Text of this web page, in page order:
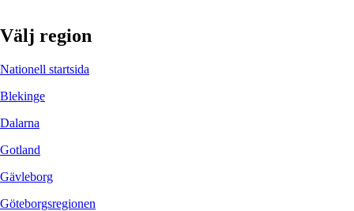
Välj region
Nationell startsida
Blekinge
Dalarna
Gotland
Gävleborg
Göteborgsregionen